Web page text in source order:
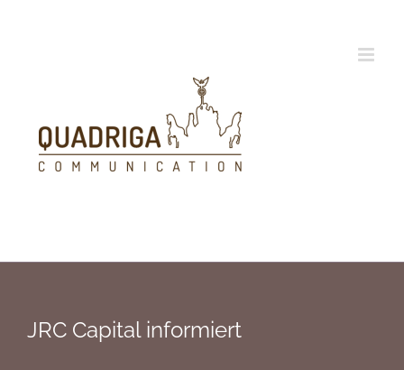
JRC Capital informiert